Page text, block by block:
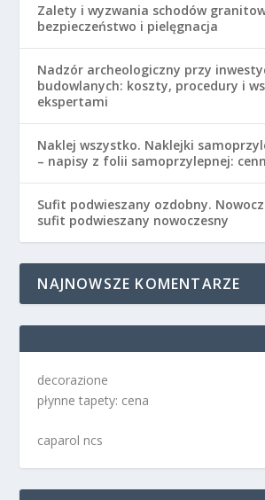
Zalety i wyzwania schodów
bezpieczeństwo i pielęgnacja
Nadzór archeologiczny przy
budowlanych: koszty, procedury i
ekspertami
Naklej wszystko. Naklejki
– napisy z folii samoprzylepnej:
Sufit podwieszany ozdobny.
sufit podwieszany nowoczesny
NAJNOWSZE KOMENTARZE
decorazione
płynne tapety: cena
caparol ncs